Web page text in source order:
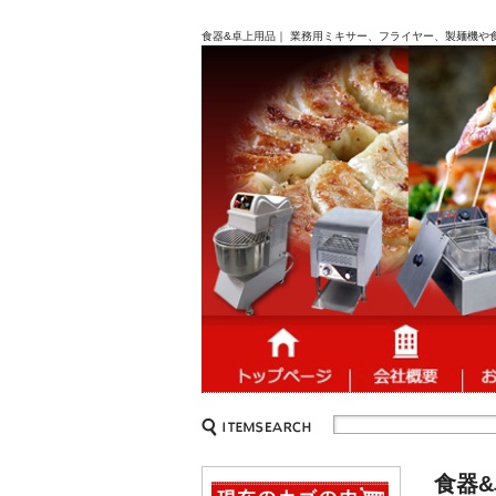
食器&卓上用品｜ 業務用ミキサー、フライヤー、製麺機や
食器